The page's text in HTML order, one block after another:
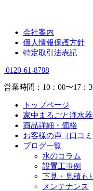
会社案内
個人情報保護方針
特定取引法表記
0120-61-8788
営業時間：10：00〜17：
トップページ
家中まるごと浄水
商品詳細・価格
お客様の声（口コミ
ブログ一覧
水のコラム
設置工事例
下見・見積も
メンテナンス